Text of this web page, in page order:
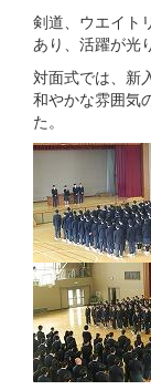
剣道、ウエイト
あり、活躍が光
対面式では、新
和やかな雰囲気
た。